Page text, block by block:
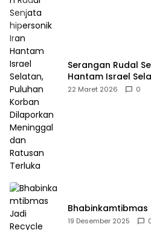
Serangan Rudal
Hantam Israel
Dilaporkan
22 Maret 2026 0
Bhabinkamtibmas
19 Desember 2025